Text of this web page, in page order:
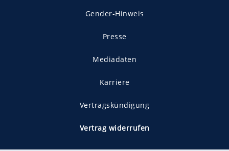
Gender-Hinweis
Presse
Mediadaten
Karriere
Vertragskündigung
Vertrag widerrufen